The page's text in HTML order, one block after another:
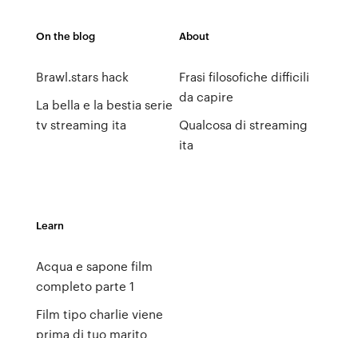
On the blog
Brawl.stars hack
La bella e la bestia serie
tv streaming ita
About
Frasi filosofiche difficili
da capire
Qualcosa di streaming
ita
Learn
Acqua e sapone film
completo parte 1
Film tipo charlie viene
prima di tuo marito